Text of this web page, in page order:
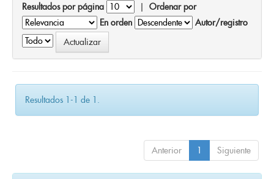
Resultados por página | Ordenar por
En orden
Autor/registro
Resultados 1-1 de 1.
Anterior 1 Siguiente